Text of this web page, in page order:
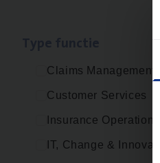
Claims Management
Customer Services
Insurance Operations
IT, Change &